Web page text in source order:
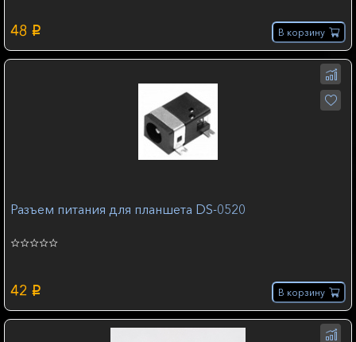
48 p В корзину
Разъем питания для планшета DS-0520
42 p В корзину